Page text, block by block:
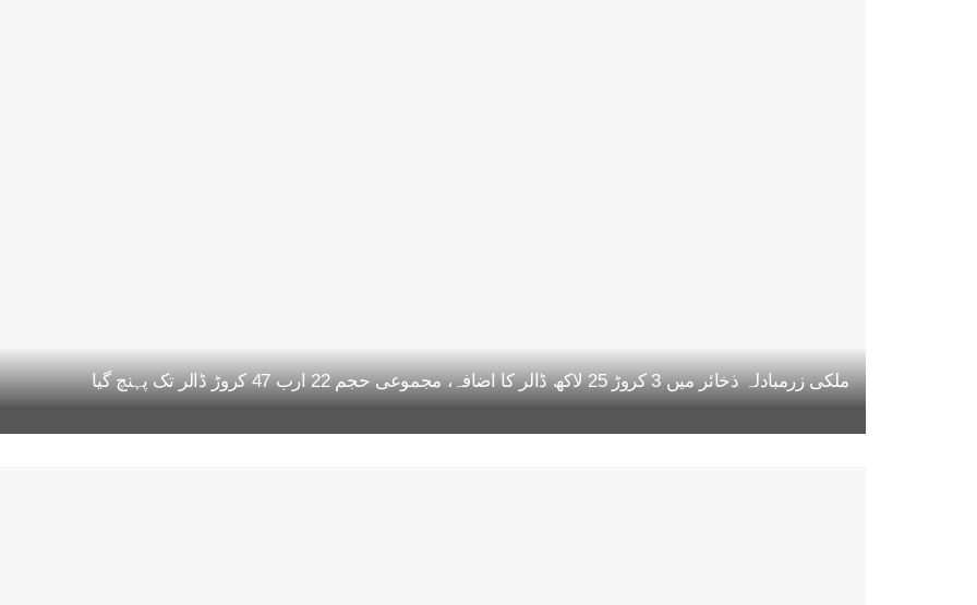
ملکی زرمبادلہ ذخائر میں 3 کروڑ 25 لاکھ ڈالر کا اضافہ، مجموعی حجم 22 ارب 47 کروڑ ڈالر تک پہنچ گیا